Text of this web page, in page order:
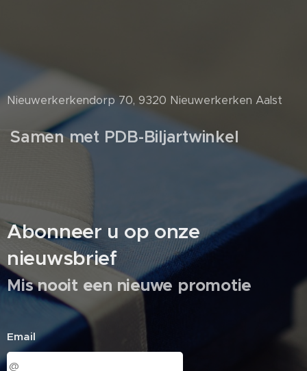
Nieuwerkerkendorp 70, 9320 Nieuwerkerken Aalst
Samen met PDB-Biljartwinkel
Abonneer u op onze
nieuwsbrief
Mis nooit een nieuwe promotie
Email